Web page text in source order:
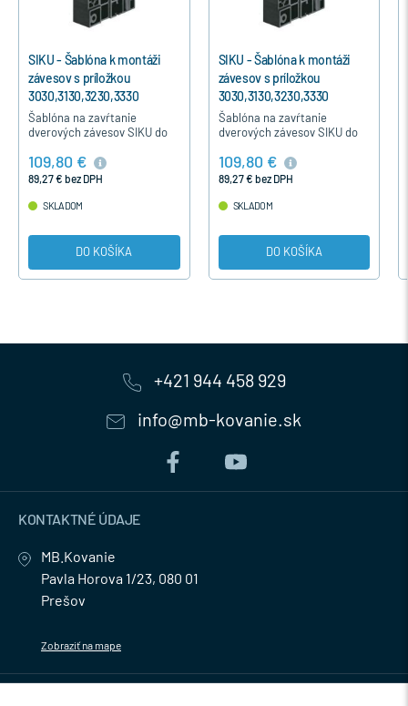
SIKU - Šablóna k montáži
závesov s príložkou
3030,3130,3230,3330
Šablóna na zavŕtanie
dverových závesov SIKU do
pomocníkom pri výrobe
dverí. Pomocou šablóny
109,80 €
89,27 € bez DPH
SKLADOM
DO KOŠÍKA
SIKU - Šablóna k montáži
závesov s príložkou
3030,3130,3230,3330
Šablóna na zavŕtanie
dverových závesov SIKU do
pomocníkom pri výrobe
dverí. Pomocou šablóny
109,80 €
89,27 € bez DPH
SKLADOM
DO KOŠÍKA
+421 944 458 929
info@mb-kovanie.sk
KONTAKTNÉ ÚDAJE
MB.Kovanie
Pavla Horova 1/23, 080 01
Prešov
Zobraziť na mape